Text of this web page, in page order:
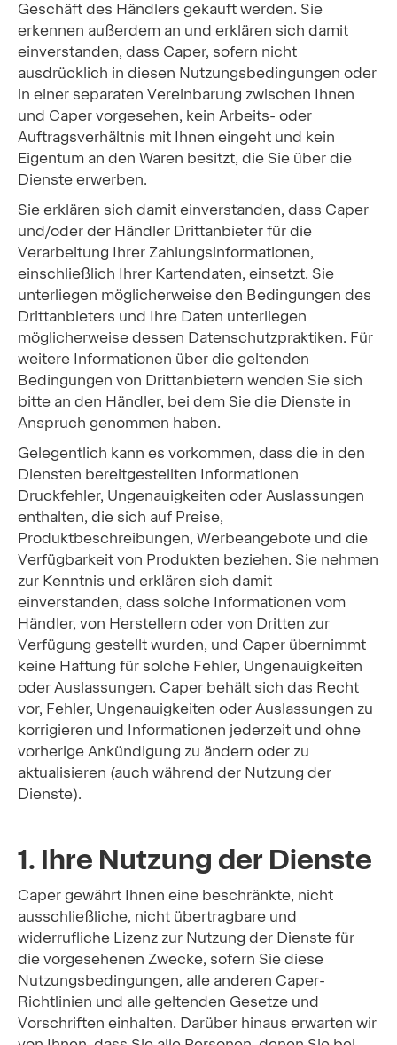
Geschäft des Händlers gekauft werden. Sie
erkennen außerdem an und erklären sich damit
einverstanden, dass Caper, sofern nicht
ausdrücklich in diesen Nutzungsbedingungen oder
in einer separaten Vereinbarung zwischen Ihnen
und Caper vorgesehen, kein Arbeits- oder
Auftragsverhältnis mit Ihnen eingeht und kein
Eigentum an den Waren besitzt, die Sie über die
Dienste erwerben.
Sie erklären sich damit einverstanden, dass Caper
und/oder der Händler Drittanbieter für die
Verarbeitung Ihrer Zahlungsinformationen,
einschließlich Ihrer Kartendaten, einsetzt. Sie
unterliegen möglicherweise den Bedingungen des
Drittanbieters und Ihre Daten unterliegen
möglicherweise dessen Datenschutzpraktiken. Für
weitere Informationen über die geltenden
Bedingungen von Drittanbietern wenden Sie sich
bitte an den Händler, bei dem Sie die Dienste in
Anspruch genommen haben.
Gelegentlich kann es vorkommen, dass die in den
Diensten bereitgestellten Informationen
Druckfehler, Ungenauigkeiten oder Auslassungen
enthalten, die sich auf Preise,
Produktbeschreibungen, Werbeangebote und die
Verfügbarkeit von Produkten beziehen. Sie nehmen
zur Kenntnis und erklären sich damit
einverstanden, dass solche Informationen vom
Händler, von Herstellern oder von Dritten zur
Verfügung gestellt wurden, und Caper übernimmt
keine Haftung für solche Fehler, Ungenauigkeiten
oder Auslassungen. Caper behält sich das Recht
vor, Fehler, Ungenauigkeiten oder Auslassungen zu
korrigieren und Informationen jederzeit und ohne
vorherige Ankündigung zu ändern oder zu
aktualisieren (auch während der Nutzung der
Dienste).
1. Ihre Nutzung der Dienste
Caper gewährt Ihnen eine beschränkte, nicht
ausschließliche, nicht übertragbare und
widerrufliche Lizenz zur Nutzung der Dienste für
die vorgesehenen Zwecke, sofern Sie diese
Nutzungsbedingungen, alle anderen Caper-
Richtlinien und alle geltenden Gesetze und
Vorschriften einhalten. Darüber hinaus erwarten wir